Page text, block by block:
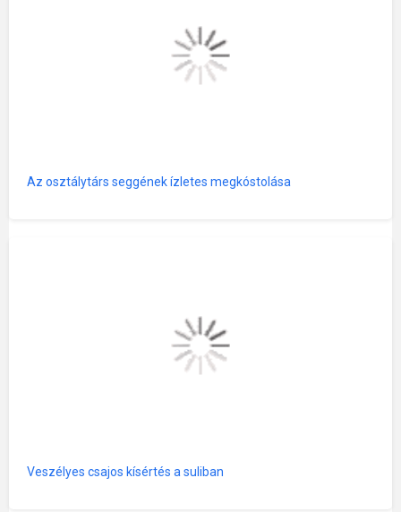
Az osztálytárs seggének ízletes megkóstolása
Veszélyes csajos kísértés a suliban